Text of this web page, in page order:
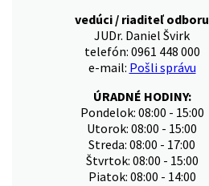
vedúci / riaditeľ odboru
JUDr. Daniel Švirk
telefón: 0961 448 000
e-mail: Pošli správu
ÚRADNÉ HODINY:
Pondelok: 08:00 - 15:00
Utorok: 08:00 - 15:00
Streda: 08:00 - 17:00
Štvrtok: 08:00 - 15:00
Piatok: 08:00 - 14:00